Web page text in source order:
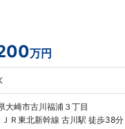
万円
大崎市古川福浦３丁目
ＪＲ東北新幹線 古川駅 徒歩38分